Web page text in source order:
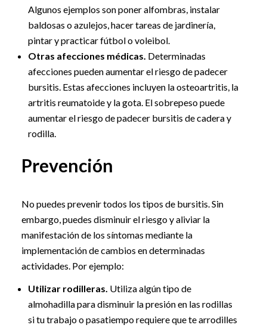
Algunos ejemplos son poner alfombras, instalar
baldosas o azulejos, hacer tareas de jardinería,
pintar y practicar fútbol o voleibol.
Otras afecciones médicas. Determinadas
afecciones pueden aumentar el riesgo de padecer
bursitis. Estas afecciones incluyen la osteoartritis, la
artritis reumatoide y la gota. El sobrepeso puede
aumentar el riesgo de padecer bursitis de cadera y
rodilla.
Prevención
No puedes prevenir todos los tipos de bursitis. Sin
embargo, puedes disminuir el riesgo y aliviar la
manifestación de los síntomas mediante la
implementación de cambios en determinadas
actividades. Por ejemplo:
Utilizar rodilleras. Utiliza algún tipo de
almohadilla para disminuir la presión en las rodillas
si tu trabajo o pasatiempo requiere que te arrodilles